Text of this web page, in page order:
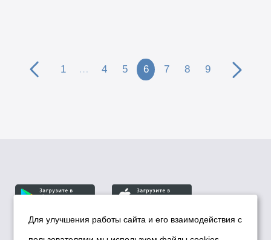
1 … 4 5 6 7 8 9
Для улучшения работы сайта и его взаимодействия с